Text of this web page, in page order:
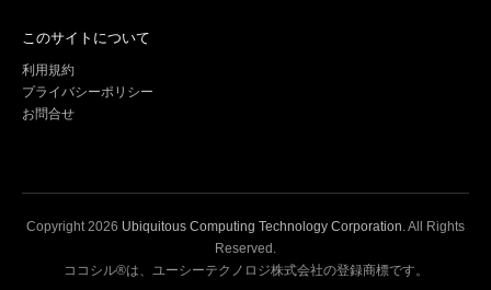
このサイトについて
利用規約
プライバシーポリシー
お問合せ
Copyright2026 Ubiquitous Computing Technology Corporation. All Rights
Reserved.
ココシル®は、ユーシーテクノロジ株式会社の登録商標です。